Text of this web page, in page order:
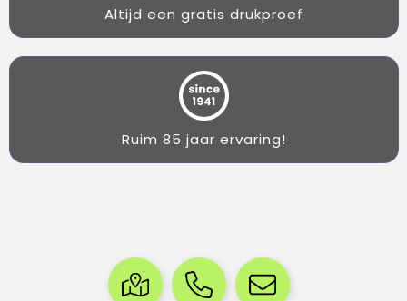
Altijd een gratis drukproef
Ruim 85 jaar ervaring!